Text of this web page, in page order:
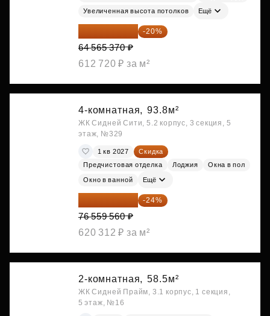
Увеличенная высота потолков Ещё
51 652 296 ₽ -20%
64 565 370 ₽
612 720 ₽ за м²
4-комнатная, 93.8м²
ЖК Сидней Сити, 5.2 корпус, 3 секция, 5
этаж, №329
1 кв 2027
Скидка
Предчистовая отделка
Лоджия Окна в пол
Окно в ванной Ещё
58 185 266 ₽ -24%
76 559 560 ₽
620 312 ₽ за м²
2-комнатная, 58.5м²
ЖК Сидней Прайм, 3.1 корпус, 1 секция,
5 этаж, №16